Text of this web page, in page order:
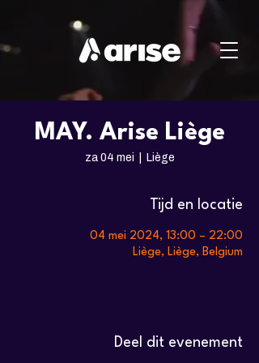
MAY. Arise Liège
za 04 mei Liège
Tijd en locatie
04 mei 2024, 13:00 – 22:00
Liège, Liège, Belgium
Deel dit evenement